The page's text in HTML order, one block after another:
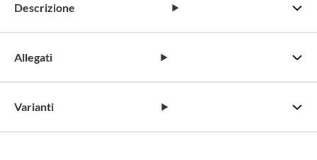
Descrizione
Allegati
Varianti